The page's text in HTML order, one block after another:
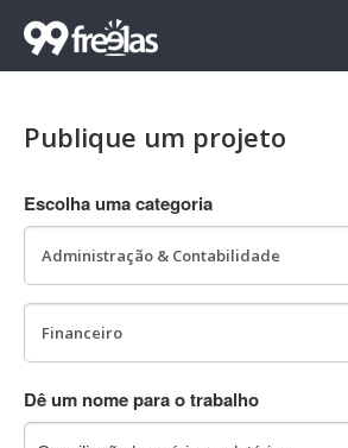
Publique um projeto
Escolha uma categoria
Dê um nome para o trabalho